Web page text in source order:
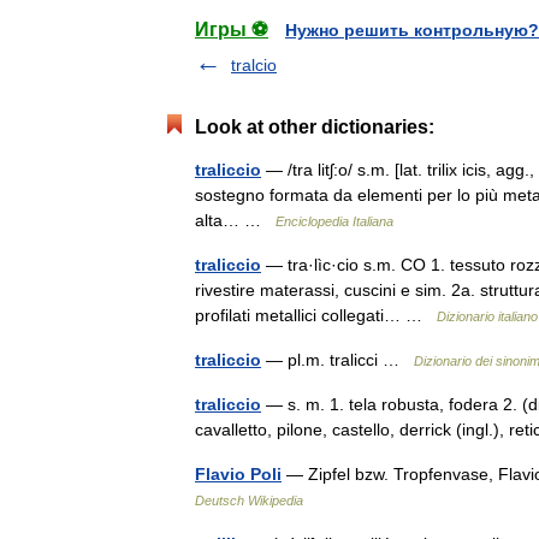
Игры ⚽
Нужно решить контрольную?
tralcio
Look at other dictionaries:
traliccio — /tra litʃ:o/ s.m. [lat. trilix icis,
sostegno formata da elementi per lo più
alta… …
Enciclopedia Italiana
traliccio — tra·lìc·cio s.m. CO 1. tessuto
rivestire materassi, cuscini e sim. 2a.
profilati metallici collegati… …
Dizionario italiano
traliccio — pl.m. tralicci … Dizionario dei
traliccio — s. m. 1. tela robusta, fodera 2.
cavalletto, pilone, castello, derrick (ingl.),
Flavio Poli — Zipfel bzw. Tropfenvase,
Deutsch Wikipedia